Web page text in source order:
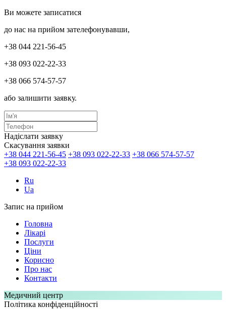
Ви можете записатися
до нас на прийом зателефонувавши,
+38 044 221-56-45
+38 093 022-22-33
+38 066 574-57-57
або залишити заявку.
Надіслати заявку
Скасування заявки
+38 044 221-56-45 +38 093 022-22-33 +38 066 574-57-57
+38 093 022-22-33
Ru
Ua
Запис на прийом
Головна
Лікарі
Послуги
Ціни
Корисно
Про нас
Контакти
Медичний центр
Політика конфіденційності